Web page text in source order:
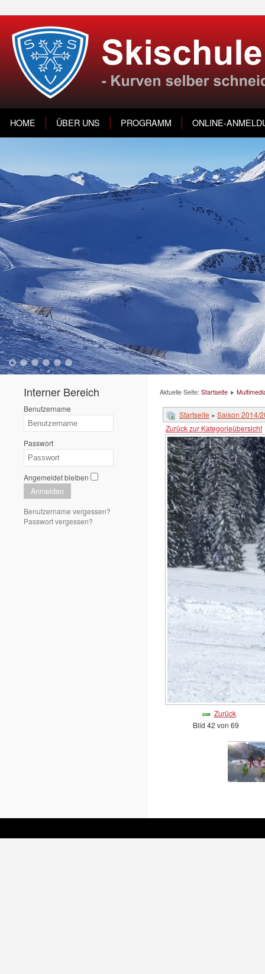
HOME ÜBER UNS PROGRAMM ONLINE-
1 2 3 4 5 6
Interner Bereich
Benutzername
Passwort
Angemeldet bleiben
Anmelden
Benutzername vergessen?
Passwort vergessen?
Aktuelle Seite: Startseite
Startseite » Saison 2014/
Zurück zur Kategorieübersicht
Zurück
Bild 42 von 69